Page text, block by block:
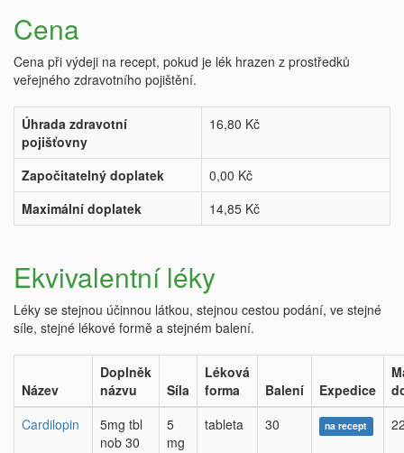
Cena
Cena při výdeji na recept, pokud je lék hrazen z prostředků
veřejného zdravotního pojištění.
Úhrada zdravotní
pojišťovny
16,80 Kč
Započitatelný doplatek
0,00 Kč
Maximální doplatek
14,85 Kč
Ekvivalentní léky
Léky se stejnou účinnou látkou, stejnou cestou podání, ve stejné
síle, stejné lékové formě a stejném balení.
Název
Doplněk
názvu
Síla
Léková
forma
Balení Expedice
Cardilopin
5mg tbl
nob 30
5
mg
tableta 30 na recept